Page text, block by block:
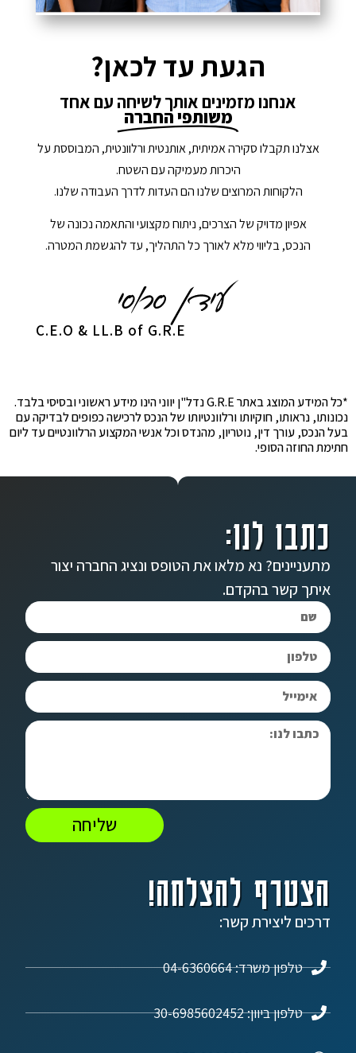
הגעת עד לכאן?
אנחנו מזמינים אותך לשיחה עם אחד
משותפי החברה
אצלנו תקבלו סקירה אמיתית, אותנטית ורלוונטית, המבוססת על
היכרות מעמיקה עם השטח.
הלקוחות המרוצים שלנו הם העדות לדרך העבודה שלנו.
אפיון מדויק של הצרכים, ניתוח מקצועי והתאמה נכונה של
הנכס, בליווי מלא לאורך כל התהליך, עד להגשמת המטרה.
C.E.O & LL.B of G.R.E
*כל המידע המוצג באתר G.R.E נדל"ן יווני הינו מידע ראשוני ובסיסי בלבד.
נכונותו, נראותו, חוקיותו ורלוונטיותו של הנכס לרכישה כפופים לבדיקה עם
בעל הנכס, עורך דין, נוטריון, מהנדס וכל אנשי המקצוע הרלוונטיים עד ליום
חתימת החוזה הסופי.
הצטרף להצלחה!
דרכים ליצירת קשר:
טלפון משרד: 04-6360664
טלפון ביוון: 30-6985602452
כתבו לנו:
מתעניינים? נא מלאו את הטופס ונציג החברה יצור
איתך קשר בהקדם.
שליחה